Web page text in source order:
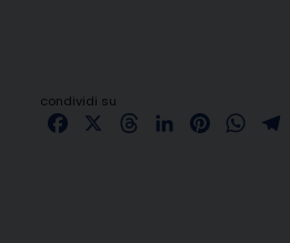
condividi su
FacebookThreadsLinkedInPinterest